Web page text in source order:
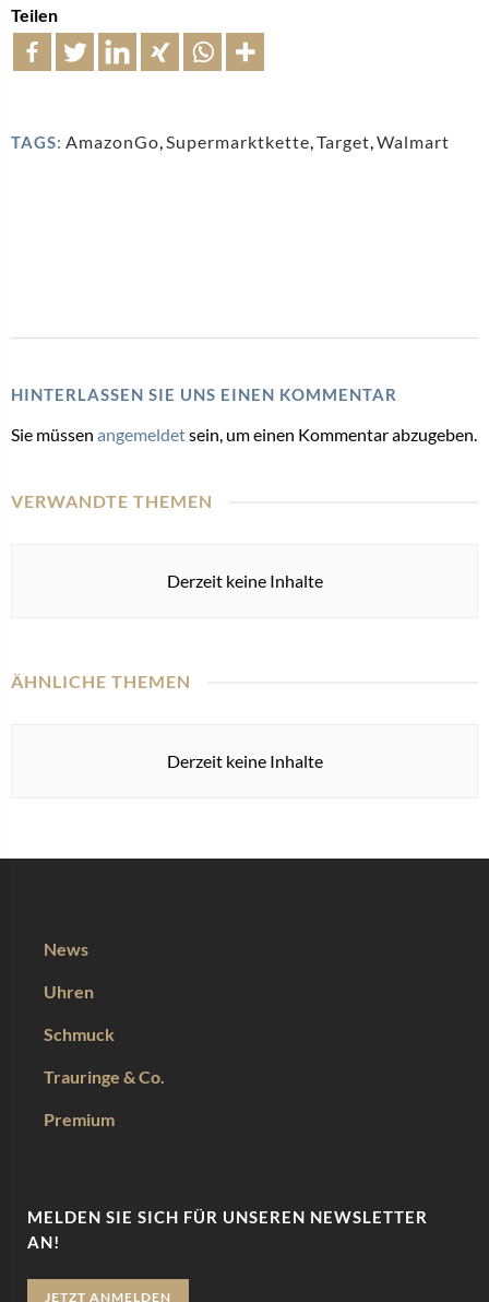
Teilen
TAGS: AmazonGo,Supermarktkette,Target,Walmart
HINTERLASSEN SIE UNS EINEN KOMMENTAR
Sie müssen angemeldetsein, um einen Kommentar abzugeben.
VERWANDTE THEMEN
Derzeit keine Inhalte
ÄHNLICHE THEMEN
Derzeit keine Inhalte
News
Uhren
Schmuck
Trauringe & Co.
Premium
MELDEN SIE SICH FÜR UNSEREN NEWSLETTER
AN!
JETZT ANMELDEN